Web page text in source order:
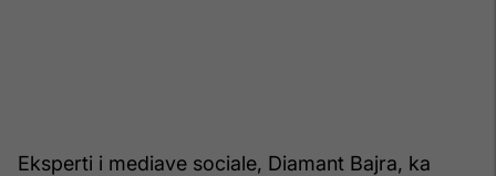
Eksperti i mediave sociale, Diamant Bajra, ka